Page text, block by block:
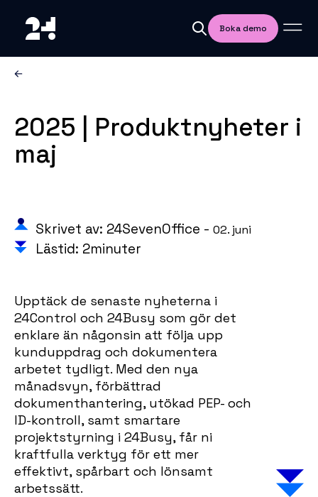
Boka demo
2025 | Produktnyheter i
maj
Skrivet av: 24SevenOffice - 02. juni
Lästid: 2minuter
Upptäck de senaste nyheterna i
24Control och 24Busy som gör det
enklare än någonsin att följa upp
kunduppdrag och dokumentera
arbetet tydligt. Med den nya
månadsvyn, förbättrad
dokumenthantering, utökad PEP- och
ID-kontroll, samt smartare
projektstyrning i 24Busy, får ni
kraftfulla verktyg för ett mer
effektivt, spårbart och lönsamt
arbetssätt.